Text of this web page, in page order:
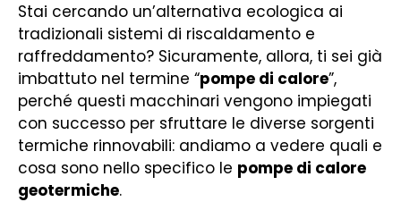
Stai cercando un’alternativa ecologica ai
tradizionali sistemi di riscaldamento e
raffreddamento? Sicuramente, allora, ti sei già
imbattuto nel termine “pompe di calore”,
perché questi macchinari vengono impiegati
con successo per sfruttare le diverse sorgenti
termiche rinnovabili: andiamo a vedere quali e
cosa sono nello specifico le pompe di calore
geotermiche.